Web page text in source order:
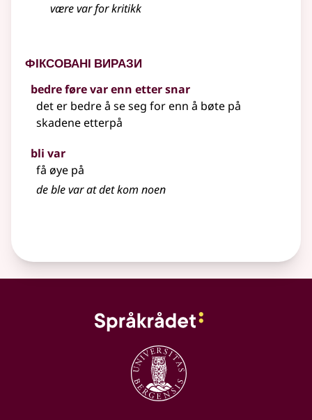
værevarfor kritikk
Фіксовані вирази
bedre føre var enn etter snar
det er bedre å se seg for enn å bøte på
skadene etterpå
bli var
få øye på
de ble var at det kom noen